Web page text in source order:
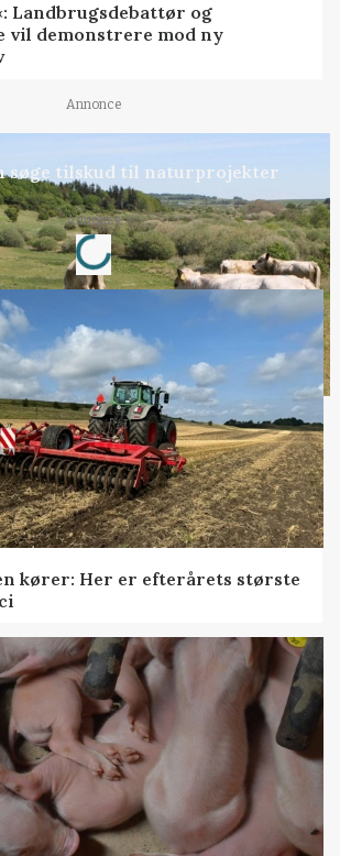
Landbrugsdebattør og
vil demonstrere mod ny
Annonce
søge tilskud til naturprojekter
Annonce
Loading...
kører: Her er efterårets største